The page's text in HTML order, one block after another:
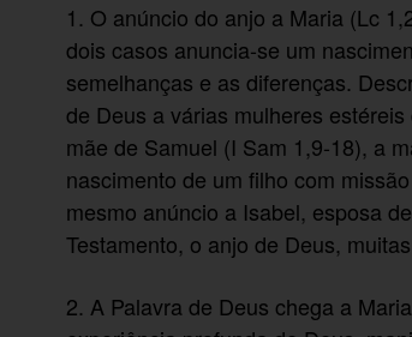
1. O anúncio do anjo a Maria (Lc
dois casos anuncia-se um
semelhanças e as diferenças.
de Deus a várias mulheres
mãe de Samuel (I Sam 1,9-18), a
nascimento de um filho com
mesmo anúncio a Isabel, esposa
Testamento, o anjo de Deus,
2. A Palavra de Deus chega a